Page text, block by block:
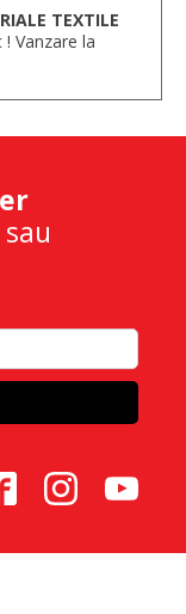
TEXTILE
Vanzare la